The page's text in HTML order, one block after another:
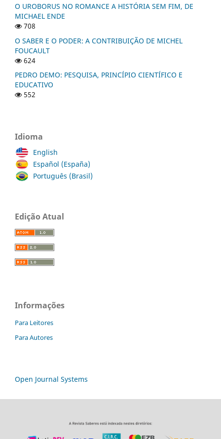
O UROBORUS NO ROMANCE A HISTÓRIA SEM FIM, DE
MICHAEL ENDE
708
O SABER E O PODER: A CONTRIBUIÇÃO DE MICHEL
FOUCAULT
624
PEDRO DEMO: PESQUISA, PRINCÍPIO CIENTÍFICO E
EDUCATIVO
552
Idioma
English
Español (España)
Português (Brasil)
Edição Atual
Informações
Para Leitores
Para Autores
Open Journal Systems